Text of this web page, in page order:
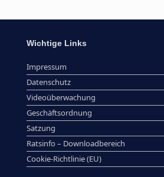
Wichtige Links
Impressum
Datenschutz
Videoüberwachung
Geschäftsordnung
Satzung
Ratsinfo – Downloadbereich
Cookie-Richtlinie (EU)